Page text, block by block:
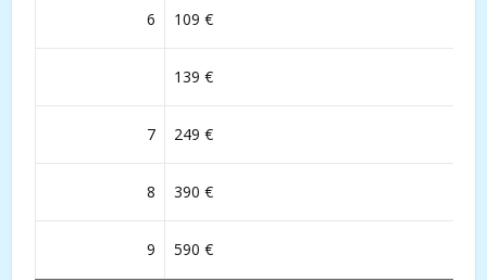
6 109 €
139 €
7 249 €
8 390 €
9 590 €